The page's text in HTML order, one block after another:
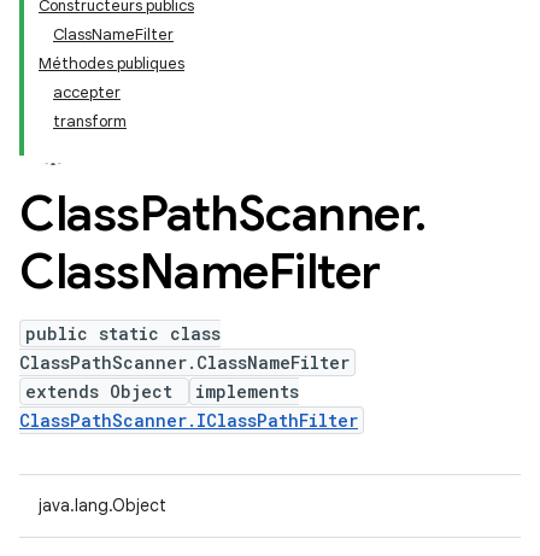
Constructeurs publics
ClassNameFilter
Méthodes publiques
accepter
transform
ClassPathScanner.
ClassNameFilter
public static class
ClassPathScanner.ClassNameFilter
extends Object
implements
ClassPathScanner.IClassPathFilter
java.lang.Object